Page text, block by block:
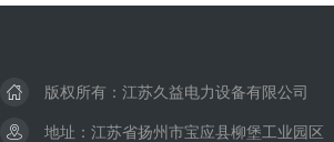
版权所有：江苏久益电力设备有限公司
地址：江苏省扬州市宝应县柳堡工业园区